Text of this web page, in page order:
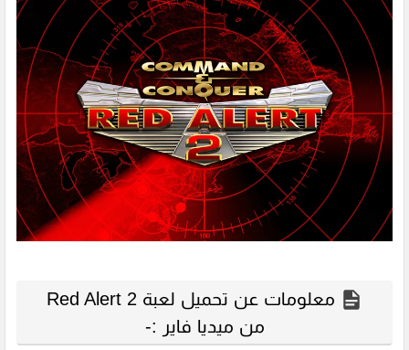
معلومات عن تحميل لعبة Red Alert 2
من ميديا فاير :-